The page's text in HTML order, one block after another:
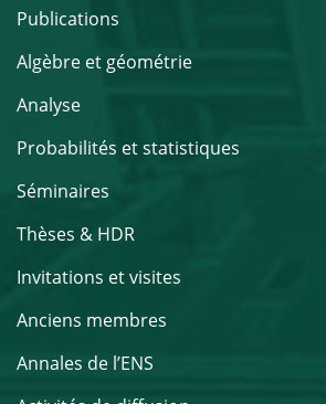
Publications
Algèbre et géométrie
Analyse
Probabilités et statistiques
Séminaires
Thèses & HDR
Invitations et visites
Anciens membres
Annales de l’ENS